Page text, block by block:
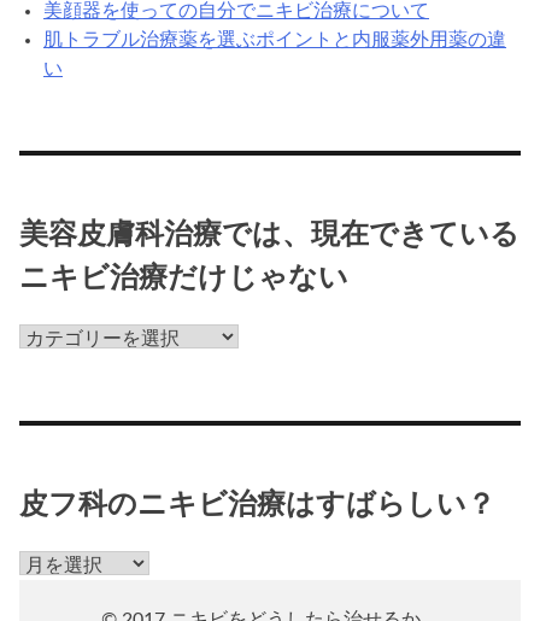
美顔器を使っての自分でニキビ治療について
肌トラブル治療薬を選ぶポイントと内服薬外用薬の違
い
美容皮膚科治療では、現在できている
ニキビ治療だけじゃない
美
膚
療
は、
皮フ科のニキビ治療はすばらしい？
皮